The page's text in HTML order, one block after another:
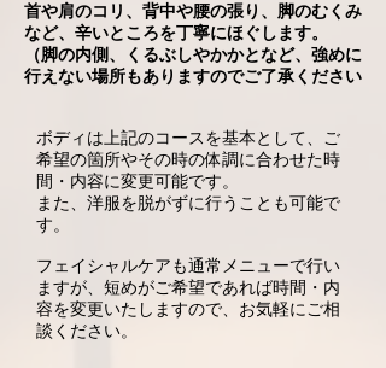
首や肩のコリ、背中や腰の張り、脚のむくみ
など、辛いところを丁寧にほぐします。
（脚の内側、くるぶしやかかとなど、強めに
行えない場所もありますのでご了承ください
ボディは上記のコースを基本として、ご
希望の箇所やその時の体調に合わせた時
間・内容に変更可能です。
また、洋服を脱がずに行うことも可能で
す。
フェイシャルケアも通常メニューで行い
ますが、短めがご希望であれば時間・内
容を変更いたしますので、お気軽にご相
談ください。